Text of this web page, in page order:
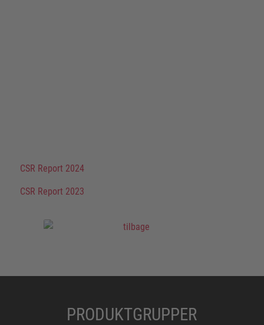
CSR Report 2024
CSR Report 2023
PRODUKTGRUPPER